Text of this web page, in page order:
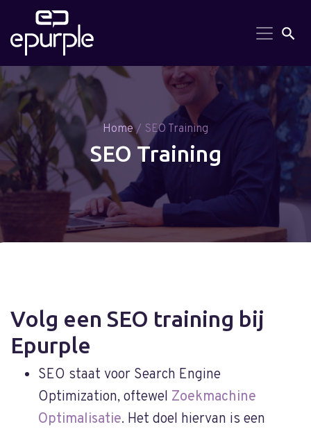
Home/ SEO Training
SEO Training
Volg een SEO training bij
Epurple
SEO staat voor Search Engine
Optimization, oftewel Zoekmachine
Optimalisatie. Het doel hiervan is een